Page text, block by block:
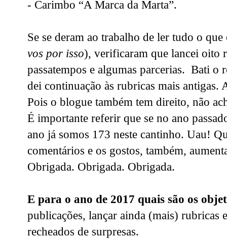
- Carimbo “A Marca da Marta”.
Se se deram ao trabalho de ler tudo o que
vos por isso), verificaram que lancei oito
passatempos e algumas parcerias. Bati o
dei continuação às rubricas mais
Pois o blogue também tem direito, não
É importante referir que se no ano
ano já somos 173 neste cantinho. Uau!
comentários e os gostos, também,
Obrigada. Obrigada. Obrigada.
E para o ano de 2017 quais são os
publicações, lançar ainda (mais) rubricas
recheados de surpresas.